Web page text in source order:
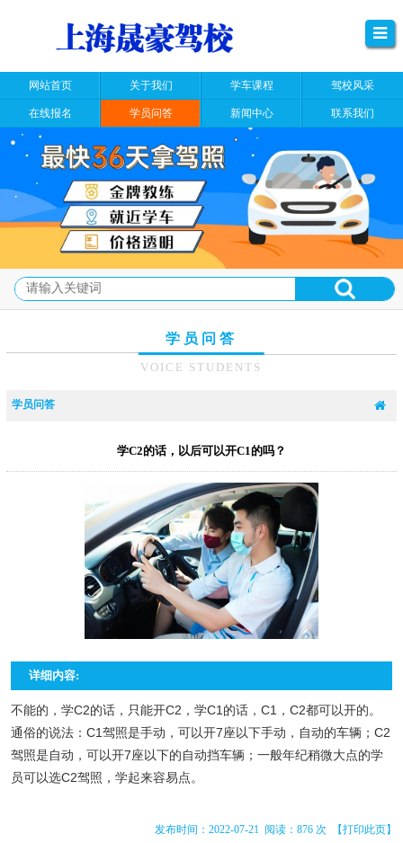
网站首页 关于我们 学车课程 驾校风采
在线报名 学员问答 新闻中心 联系我们
学员问答
VOICE STUDENTS
学员问答
学C2的话，以后可以开C1的吗？
详细内容:
不能的，学C2的话，只能开C2，学C1的话，C1，C2都可以开的。
通俗的说法：C1驾照是手动，可以开7座以下手动，自动的车辆；C2
驾照是自动，可以开7座以下的自动挡车辆；一般年纪稍微大点的学
员可以选C2驾照，学起来容易点。
发布时间：2022-07-21 阅读：876 次 【打印此页】